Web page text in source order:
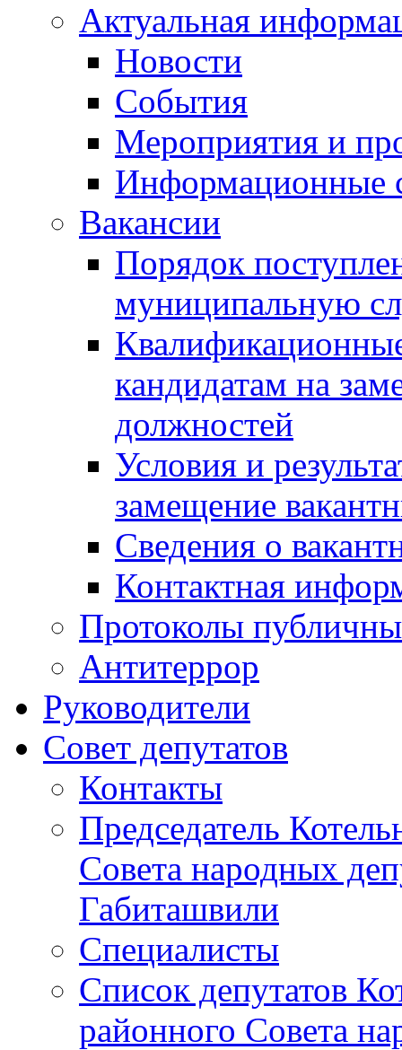
Актуальная
Новости
События
Мероприятия и
Информационные
Вакансии
Порядок
муниципальную
кандидатам на
должностей
Условия и
замещение
Сведения о
Контактная
Протоколы
Антитеррор
Руководители
Совет депутатов
Контакты
Председатель
Совета народных
Габиташвили
Специалисты
Список депутатов
районного Совета